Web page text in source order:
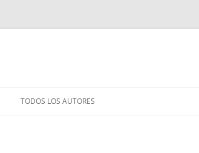
TODOS LOS AUTORES